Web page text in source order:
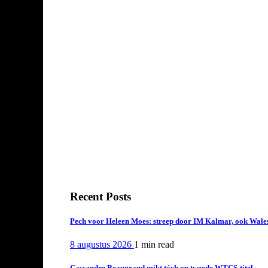
Recent Posts
Pech voor Heleen Moes: streep door IM Kalmar, ook
8 augustus 2026 1 min read